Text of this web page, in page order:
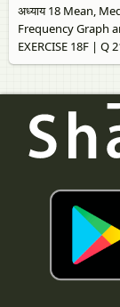
अध्याय 18 Mean,
Frequency Graph
EXERCISE 18F | Q